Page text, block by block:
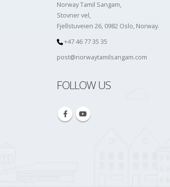
Norway Tamil Sangam,
Stovner vel,
Fjellstuveien 26, 0982 Oslo, Norway.
+47 46 77 35 35
post@norwaytamilsangam.com
FOLLOW US